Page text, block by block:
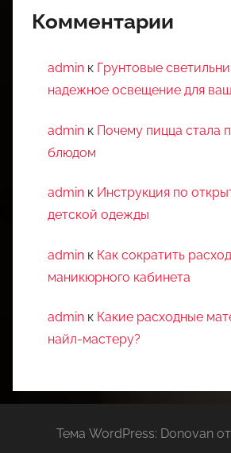
Комментарии
admin к Грунтовые
надежное освещение для
admin к Почему пицца стала
блюдом
admin к Инструкция по
детской одежды
admin к Как сократить
маникюрного кабинета
admin к Какие расходные
найл-мастеру?
Тема WordPress: Donovan